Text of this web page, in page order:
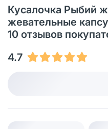
Кусалочка Рыбий
жевательные
10 отзывов
4.7